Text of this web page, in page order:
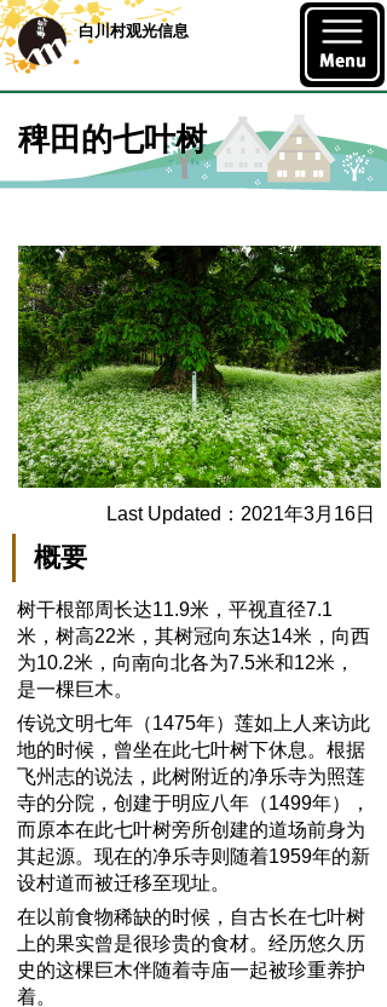
白川村观光信息
稗田的七叶树
Last Updated：2021年3月16日
概要
树干根部周长达11.9米，平视直径7.1
米，树高22米，其树冠向东达14米，向西
为10.2米，向南向北各为7.5米和12米，
是一棵巨木。
传说文明七年（1475年）莲如上人来访此
地的时候，曾坐在此七叶树下休息。根据
飞州志的说法，此树附近的净乐寺为照莲
寺的分院，创建于明应八年（1499年），
而原本在此七叶树旁所创建的道场前身为
其起源。现在的净乐寺则随着1959年的新
设村道而被迁移至现址。
在以前食物稀缺的时候，自古长在七叶树
上的果实曾是很珍贵的食材。经历悠久历
史的这棵巨木伴随着寺庙一起被珍重养护
着。